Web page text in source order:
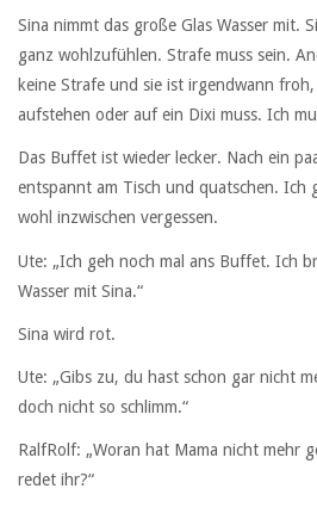
Sina nimmt das große Glas Wasser mit.
ganz wohlzufühlen. Strafe muss sein.
keine Strafe und sie ist irgendwann
aufstehen oder auf ein Dixi muss. Ich
Das Buffet ist wieder lecker. Nach ein
entspannt am Tisch und quatschen. Ich
wohl inzwischen vergessen.
Ute: „Ich geh noch mal ans Buffet. Ich
Wasser mit Sina.“
Sina wird rot.
Ute: „Gibs zu, du hast schon gar nicht
doch nicht so schlimm.“
RalfRolf: „Woran hat Mama nicht mehr
redet ihr?“